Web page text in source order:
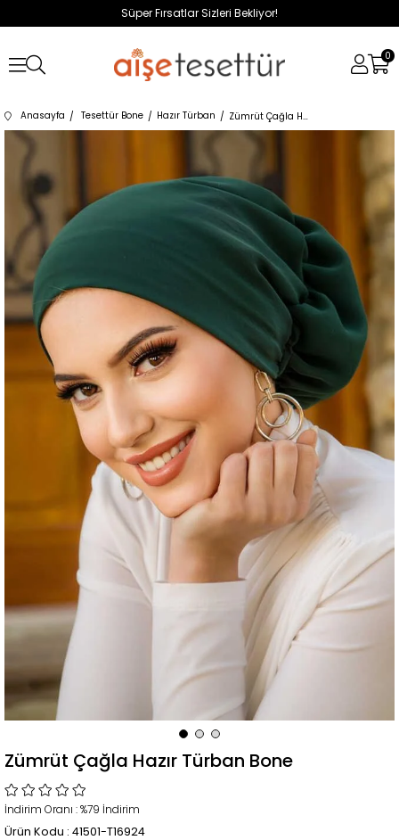
Süper Fırsatlar Sizleri Bekliyor!
0
Anasayfa Tesettür Bone Hazır Türban Zümrüt Çağla Hazır Türban Bone
Zümrüt Çağla Hazır Türban Bone
İndirim Oranı :%79 İndirim
Ürün Kodu : 41501-T16924